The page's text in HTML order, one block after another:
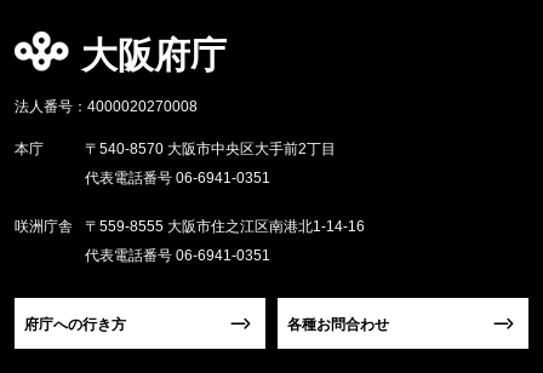
大阪府庁
法人番号：4000020270008
本庁
〒540-8570 大阪市中央区大手前2丁目
代表電話番号 06-6941-0351
咲洲庁舎
〒559-8555 大阪市住之江区南港北1-14-16
代表電話番号 06-6941-0351
府庁への行き方 各種お問合わせ